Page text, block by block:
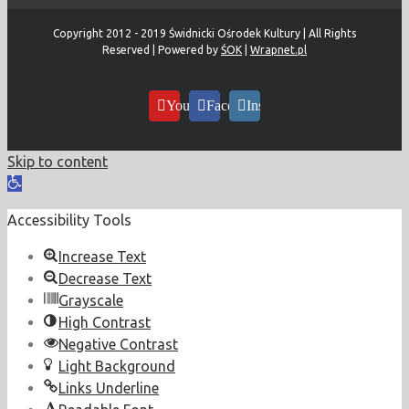
Copyright 2012 - 2019 Świdnicki Ośrodek Kultury | All Rights
Reserved | Powered by ŚOK Wrapnet.pl
YouTubeFacebookInstagram
Skip to content
Open
Accessibility Tools
Increase Text
Decrease Text
Grayscale
High Contrast
Negative Contrast
Light Background
Links Underline